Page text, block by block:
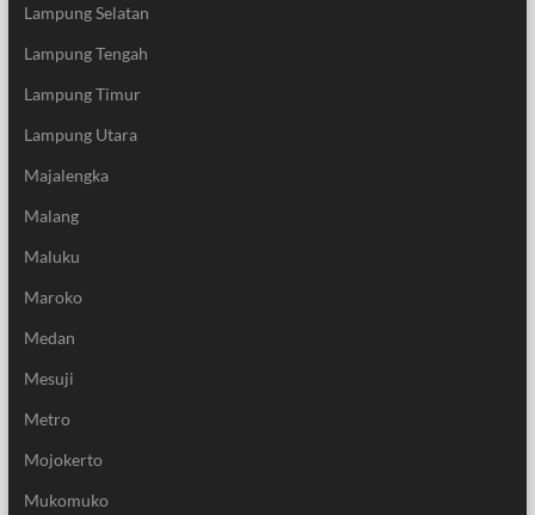
Lampung Selatan
Lampung Tengah
Lampung Timur
Lampung Utara
Majalengka
Malang
Maluku
Maroko
Medan
Mesuji
Metro
Mojokerto
Mukomuko